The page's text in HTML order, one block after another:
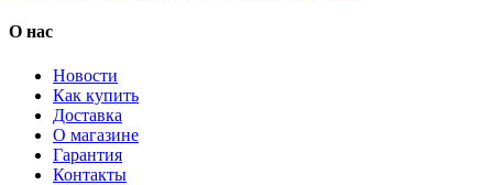
О нас
Новости
Как купить
Доставка
О магазине
Гарантия
Контакты